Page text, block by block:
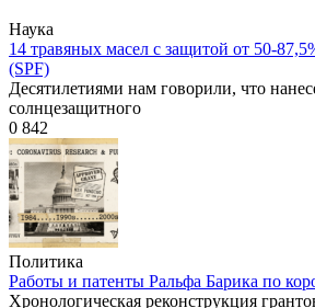
Наука
14 травяных масел с защитой от 50-
(SPF)
Десятилетиями нам говорили, что
солнцезащитного
0 842
Политика
Работы и патенты Ральфа Барика по
Хронологическая реконструкция